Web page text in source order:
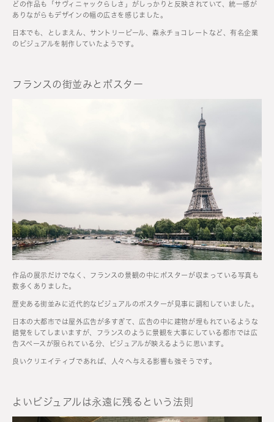
どの作品も「サヴィニャックらしさ」がしっかりと反映されていて、統一感が
ありながらもデザインの幅の広さを感じました。
日本でも、としまえん、サントリービール、森永チョコレートなど、有名企業
のビジュアルを制作していたようです。
フランスの街並みとポスター
作品の展示だけでなく、フランスの景観の中にポスターが収まっている写真も
数多くありました。
歴史ある街並みに近代的なビジュアルのポスターが見事に調和していました。
日本の大都市では屋外広告が多すぎて、広告の中に建物が埋もれているような
錯覚をしてしまいますが、フランスのように景観を大事にしている都市では広
告スペースが限られている分、ビジュアルが映えるように思います。
良いクリエイティブであれば、人々へ与える影響も強そうです。
よいビジュアルは永遠に残るという法則